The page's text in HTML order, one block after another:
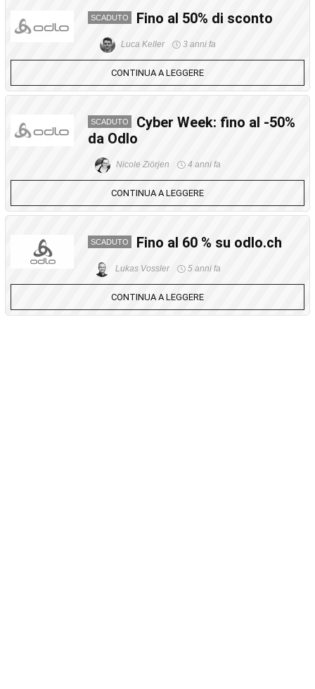
SCADUTO Fino al 50% di sconto
Luca Keller 3 anni fa
CONTINUA A LEGGERE
SCADUTO
Cyber Week: fino al -50%
da Odlo
Nicole Ziörjen 4 anni fa
CONTINUA A LEGGERE
SCADUTO Fino al 60 % su odlo.ch
Lukas Vossler 5 anni fa
CONTINUA A LEGGERE